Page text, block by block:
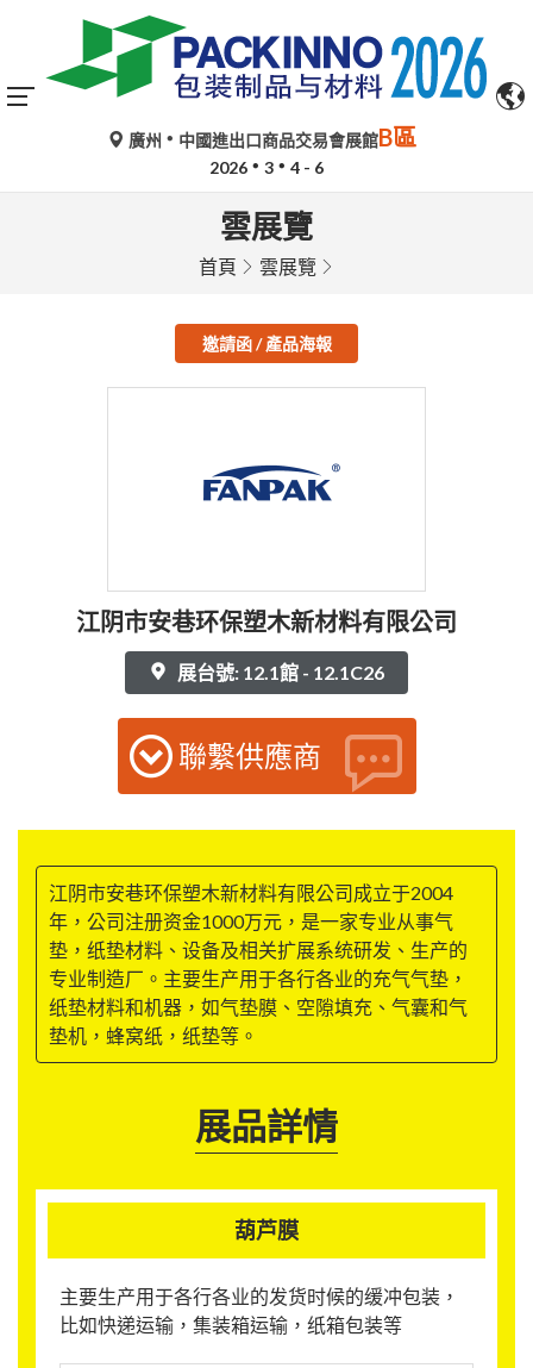
廣州 中國進出口商品交易會展館B區
2026 3 4 - 6
雲展覽
首頁 雲展覽
邀請函 / 產品海報
江阴市安巷环保塑木新材料有限公司
展台號: 12.1館 - 12.1C26
聯繫供應商
江阴市安巷环保塑木新材料有限公司成立于2004
年，公司注册资金1000万元，是一家专业从事气
垫，纸垫材料、设备及相关扩展系统研发、生产的
专业制造厂。主要生产用于各行各业的充气气垫，
纸垫材料和机器，如气垫膜、空隙填充、气囊和气
垫机，蜂窝纸，纸垫等。
展品詳情
葫芦膜
主要生产用于各行各业的发货时候的缓冲包装，
比如快递运输，集装箱运输，纸箱包装等